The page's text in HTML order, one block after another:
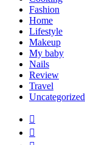
Fashion
Home
Lifestyle
Makeup
My baby
Nails
Review
Travel
Uncategorized